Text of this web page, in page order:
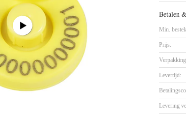
Betalen
Min.
Prijs:
Levertijd:
Levering